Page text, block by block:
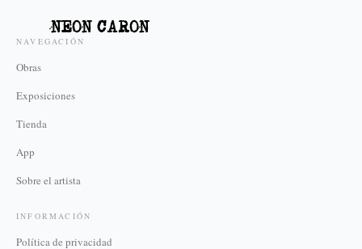
NEON CARON
NAVEGACIÓN
Obras
Exposiciones
Tienda
App
Sobre el artista
INFORMACIÓN
Política de privacidad